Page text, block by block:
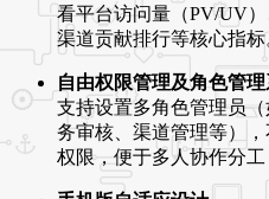
看平台访问量（PV/UV
渠道贡献排行等核心指标
自由权限管理及角色管
支持设置多角色管理员
务审核、渠道管理等）
权限，便于多人协作分